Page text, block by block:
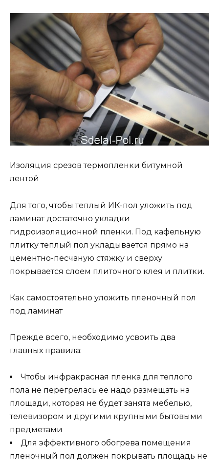
Изоляция срезов термопленки битумной
лентой
Для того, чтобы теплый ИК-пол уложить под
ламинат достаточно укладки
гидроизоляционной пленки. Под кафельную
плитку теплый пол укладывается прямо на
цементно-песчаную стяжку и сверху
покрывается слоем плиточного клея и плитки.
Как самостоятельно уложить пленочный пол
под ламинат
Прежде всего, необходимо усвоить два
главных правила:
Чтобы инфракрасная пленка для теплого
пола не перегрелась ее надо размещать на
площади, которая не будет занята мебелью,
телевизором и другими крупными бытовыми
предметами
Для эффективного обогрева помещения
пленочный пол должен покрывать площадь не